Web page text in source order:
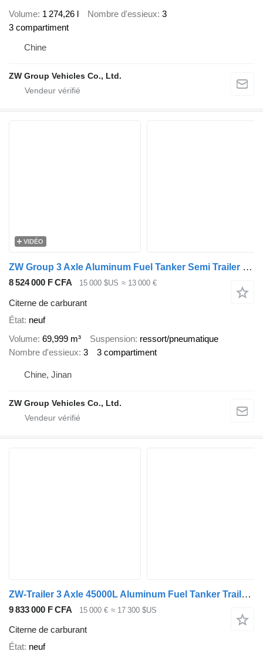
Volume 1 274,26 l Nombre d'essieux 3
3 compartiment
Chine
ZW Group Vehicles Co., Ltd.
VIDÉO
ZW Group 3 Axle Aluminum Fuel Tanker Semi Trailer for sale Saudi
8 524 000 F CFA 15 000 $US ≈ 13 000 €
Citerne de carburant
État neuf
Volume 69,999 m³ Suspension ressort/pneumatique
Nombre d'essieux 3 3 compartiment
Chine, Jinan
ZW Group Vehicles Co., Ltd.
ZW-Trailer 3 Axle 45000L Aluminum Fuel Tanker Trailer for Mexico
9 833 000 F CFA 15 000 € ≈ 17 300 $US
Citerne de carburant
État neuf